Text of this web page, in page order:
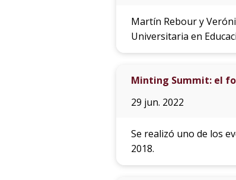
Martín Rebour y
Universitaria en
Minting Summit: el
29 jun. 2022
Se realizó uno de los
2018.